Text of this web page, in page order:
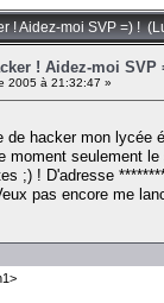
! Aidez-moi SVP =) !
! Aidez-moi SVP
2005 à 21:32:47 »
hacker mon lycée
moment seulement
;) ! D'adresse
pas encore me